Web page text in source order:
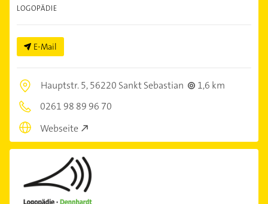
LOGOPÄDIE
E-Mail
Hauptstr. 5,56220 Sankt Sebastian
1,6 km
0261 98 89 96 70
Webseite